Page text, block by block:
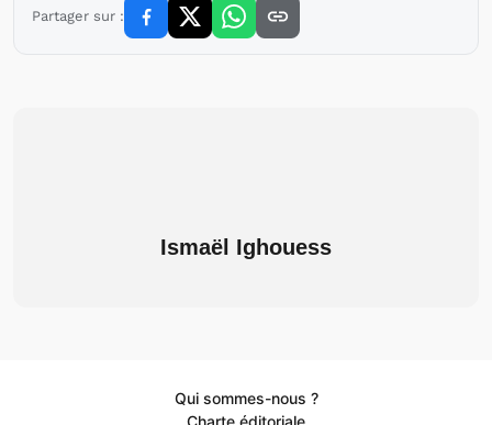
Partager sur :
Ismaël Ighouess
Qui sommes-nous ?
Charte éditoriale